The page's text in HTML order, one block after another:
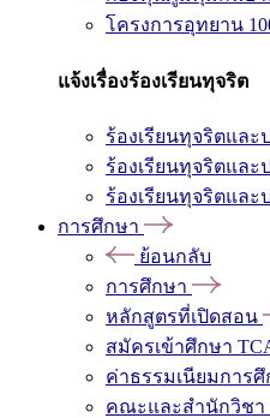
โครงการอุทยาน
แจ้งเรื่องร้องเรียนทุจริต
ร้องเรียนทุจริตแล
ร้องเรียนทุจริตแล
ร้องเรียนทุจริตแล
การศึกษา
ย้อนกลับ
การศึกษา
หลักสูตรที่เปิดสอน
สมัครเข้าศึกษา
ค่าธรรมเนียมการศึ
คณะและสำนักวิชา